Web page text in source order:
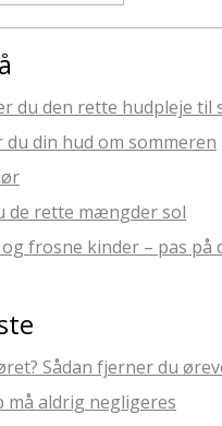
du den rette hudpleje til
du din hud om sommeren
de rette mængder sol
frosne kinder – pas på
Sådan fjerner du
må aldrig negligeres